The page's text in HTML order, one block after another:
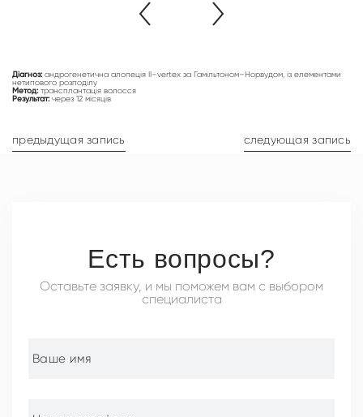
Діагноз:андрогенетична алопеція ІІ–vertex за Гамільтоном–Норвудом, із елементами
нетипового розподілу
Метод:трансплантація волосся
Результат:через 12 місяців
предыдущая запись следующая запись
Есть вопросы?
Оставьте заявку, и мы поможем вам с выбором
специалиста